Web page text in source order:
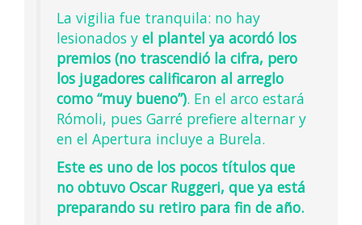
La vigilia fue tranquila: no hay
lesionados y el plantel ya acordó los
premios (no trascendió la cifra, pero
los jugadores calificaron al arreglo
como “muy bueno”). En el arco estará
Rómoli, pues Garré prefiere alternar y
en el Apertura incluye a Burela.
Este es uno de los pocos títulos que
no obtuvo Oscar Ruggeri, que ya está
preparando su retiro para fin de año.